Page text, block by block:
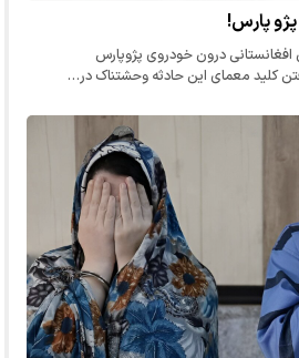
پارس!
درون خودروی پژوپارس
کلید معمای این حادثه وحشتناک در…